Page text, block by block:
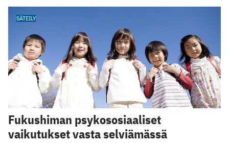
SÄTEILY
Fukushiman psykososiaaliset
vaikutukset vasta selviämässä